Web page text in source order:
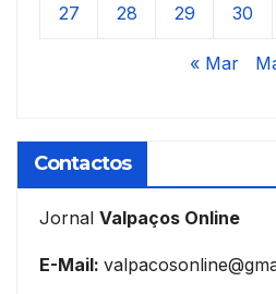
27 28 29 30
« Mar
Contactos
Jornal Valpaços Online
E-Mail: